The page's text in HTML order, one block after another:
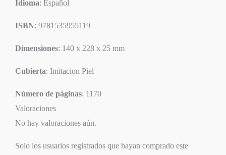
Idioma: Español
ISBN: 9781535955119
Dimensiones: 140 x 228 x 25 mm
Cubierta: Imitacion Piel
Número de páginas: 1170
Valoraciones
No hay valoraciones aún.
Solo los usuarios registrados que hayan comprado este